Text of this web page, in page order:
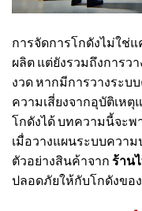
การจัดการโกดังไม่ใช่
ผลิต แต่ยังรวมถึงการว
งวด หากมีการวางระ
ความเสี่ยงจากอุบัติเห
โกดังได้ บทความนี้จะ
เมื่อวางแผนระบบควา
ตัวอย่างสินค้าจาก ร้าน
ปลอดภัยให้กับโกดังขอ